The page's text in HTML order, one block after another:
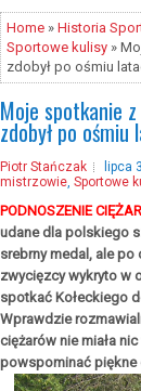
Home » Historia
Sportowe kulisy »
zdobył po ośmiu
Moje spotkanie
zdobył po ośmiu
Piotr Stańczak lipca
mistrzowie, Sportowe
PODNOSZENIE
udane dla polskiego
srebrny medal, ale po
zwycięzcy wykryto w
spotkać Kołeckiego
Wprawdzie
ciężarów nie miała
powspominać piękne